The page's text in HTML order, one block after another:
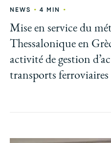
NEWS • 4 MIN •
Mise en service du
Thessalonique en
activité de gestion
transports ferroviaires